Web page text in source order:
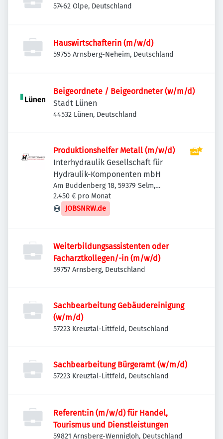
57462 Olpe, Deutschland
Hauswirtschafterin (m/w/d)
59755 Arnsberg-Neheim, Deutschland
Beigeordnete / Beigeordneter (w/m/d)
Stadt Lünen
44532 Lünen, Deutschland
Produktionshelfer Metall (m/w/d)
Interhydraulik Gesellschaft für
Hydraulik-Komponenten mbH
Am Buddenberg 18, 59379 Selm,
Deutschland
2.450 € pro Monat
JOBSNRW.de
Weiterbildungsassistenten oder
Facharztkollegen/-in (m/w/d)
59757 Arnsberg, Deutschland
Sachbearbeitung Gebäudereinigung
(w/m/d)
57223 Kreuztal-Littfeld, Deutschland
Sachbearbeitung Bürgeramt (w/m/d)
57223 Kreuztal-Littfeld, Deutschland
Referent:in (m/w/d) für Handel,
Tourismus und Dienstleistungen
59821 Arnsberg-Wennigloh, Deutschland